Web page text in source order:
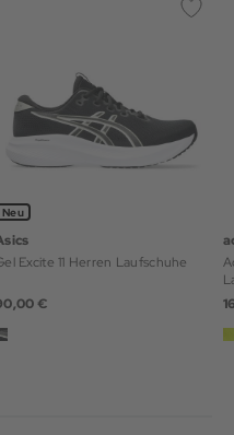
Neu
Excite 11 Herren Laufschuhe
€